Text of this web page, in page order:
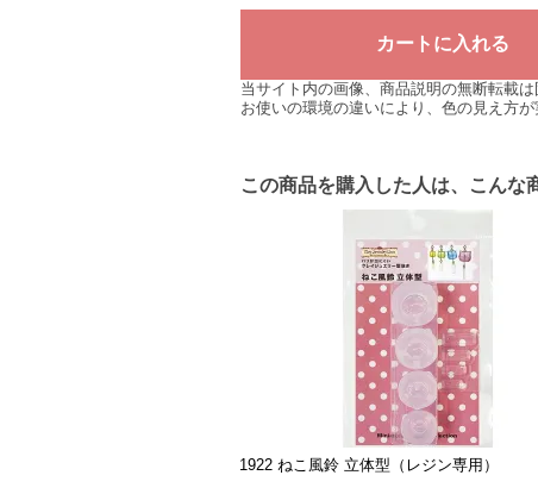
当サイト内の画像、商品説明の無断転載は
お使いの環境の違いにより、色の見え方
この商品を購入した人は、こんな
1922 ねこ風鈴 立体型（レジン専用）